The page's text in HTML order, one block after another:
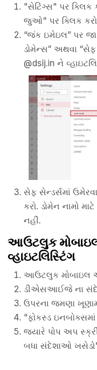
"સેટિંગ્સ" પર
જુઓ" પર ક્લિક
“જંક ઇમેઇલ” પર
ડોમેન્સ” અથવા
@dsij.in ને
સેફ સેન્ડર્સમાં
કરો. ડોમેન નામો
નહીં.
આઉટલુક
વ્હાઇટલિસ્ટિંગ
આઉટલુક મોબાઇલ
ડીએસઆઈજે ના
ઉપરના જમણા
"ફોકસ્ડ
જ્યારે પોપ અપ
બધા સંદેશાઓ ખસેડો"